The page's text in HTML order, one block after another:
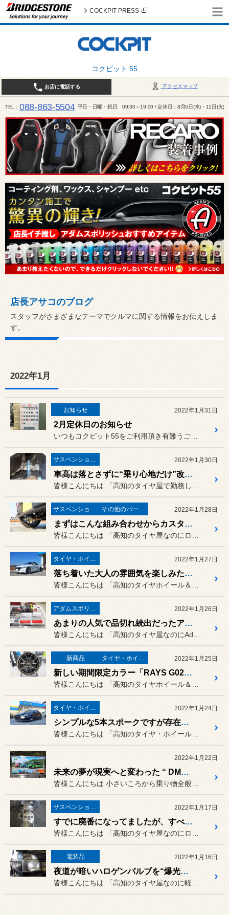
コクピット 55
COCKPIT PRESS
アクセスマップ
お店に電話する
TEL 088-863-5504 平日・日曜・祝日 09:30～19:00 / 定休日：8月5日(水)・11日(火)
店長アサコのブログ
スタッフがさまざまなテーマでクルマに関する情報をお伝えしま
す。
2022年1月
お知らせ 2022年1月31日
2月定休日のお知らせ
2022年1月30日
車高は落とさずに“乗り心地だけ”改善したい方にオススメ！ ダイハツ ミライース（LA300S）に「KYB NEW SR SPECIALダンパー」の取り付け！
2022年1月28日
まずはこんな組み合わせからカスタムスタート！スズキ アルトワークス（HA36S）に「CUSCO STREET ZERO車高調」＆「HKS Cool StyleⅡ」の取り付け！
2022年1月27日
落ち着いた大人の雰囲気を楽しみたい方にオススメのホイールです！ホンダ S660（JW5）に「ENKEI PF09」の取り付け！
2022年1月26日
あまりの人気で品切れ続出だったアダムスポリッシュが多数入荷しました！
新商品 2022年1月25日
新しい期間限定カラー「RAYS G025 DA/C」は、見る角度によって“表情”が変わるんです！
2022年1月24日
シンプルな5本スポークですが存在感抜群です！三菱 ランサー エボリューションⅩ（CZ4A）に「ENKEI PF05」＆「POTENZA Adrenalin RE004」の取り付け！
2022年1月22日
未来の夢が現実へと変わった “ DMV（デュアル・モード・ビークル）”を見てきました！
2022年1月17日
すでに廃番になってましたが、すべり込んだらセーフでした！ホンダ シャトル ハイブリッド（GP7）に「無限 スポーツサスペンション」の取り付け！
電装品 2022年1月16日
夜道が暗いハロゲンバルブを“爆光LED”に交換しました！スズキ キャリイトラック（DA16T）に「BREX METAL LED BULB 66」と各種LEDの取り付け！